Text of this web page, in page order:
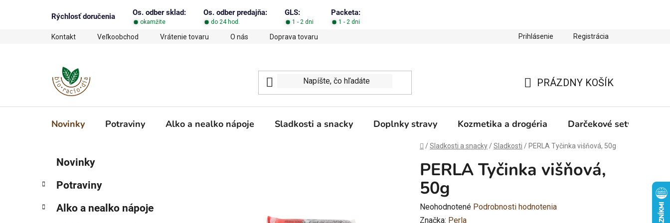
Rýchlosť doručenia Os. odber sklad: Os. odber predajňa: GLS: Packeta:
okamžite do 24 hod. 1 - 2 dni 1 - 2 dni
Kontakt Veľkoobchod Vrátenie tovaru O nás Doprava tovaru Podmienky ochrany osobných údajov Zľava 10 % na prvý nákup
Prihlásenie Registrácia
KOŠÍK
PRÁZDNY KOŠÍK
Novinky Potraviny Alko a nealko nápoje Sladkosti a snacky Doplnky stravy Kozmetika a drogéria Darčekové sety
Domov
/Sladkosti a snacky /Sladkosti / PERLA Tyčinka višňová, 50g
č
ý
kategórie
e
ó
Novinky
Potraviny
Alko a nealko nápoje
PERLA Tyčinka višňová,
50g
Priemerné
hodnotenie
Neohodnotené Podrobnosti hodnotenia
Značka: Perla